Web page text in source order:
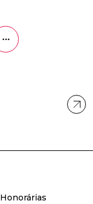
Honorárias